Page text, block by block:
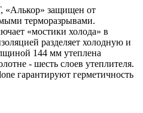
«Алькор» защищен от
терморазрывами.
«мостики холода» в
разделяет холодную и
144 мм утеплена
- шесть слоев утеплителя.
гарантируют герметичность